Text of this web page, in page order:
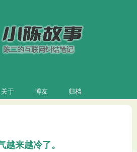
关于 博友 归档
越来越冷了。